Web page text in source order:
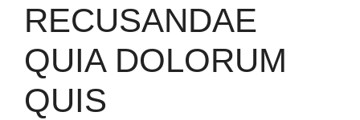
RECUSANDAE
QUIA DOLORUM
QUIS